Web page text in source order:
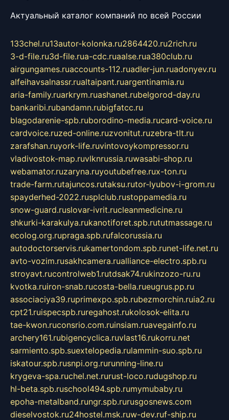
Актуальный каталог компаний по всей России
133chel.ru13autor-kolonka.ru2864420.ru2rich.ru
3-d-file.ru3d-file.rua-cdc.ruaalse.rua380club.ru
airgungames.ruaccounts-112.ruadler-jun.ruadonyev.ru
alfeihavsalnassr.rualtaipant.ruargentinamia.ru
aria-family.ruarkrym.ruashanet.rubelgorod-day.ru
bankaribi.rubandamn.rubigfatcc.ru
blagodarenie-spb.ruborodino-media.rucard-voice.ru
cardvoice.ruzed-online.ruzvonitut.ruzebra-tlt.ru
zarafshan.ruyork-life.ruvintovoykompressor.ru
vladivostok-map.ruvlknrussia.ruwasabi-shop.ru
webamator.ruzaryna.ruyoutubefree.rux-ton.ru
trade-farm.rutajuncos.rutaksu.rutor-lyubov-i-grom.ru
spayderhed-2022.rusplclub.rustoppamedia.ru
snow-guard.ruslovar-ivrit.rucleanmedicine.ru
shkurki-karakulya.rukanotiforet.spb.rututmassage.ru
ecolog.org.rupraga.spb.rufalcorussia.ru
autodoctorservis.rukamertondom.spb.runet-life.net.ru
avto-vozim.rusakhcamera.rualliance-electro.spb.ru
stroyavt.rucontrolweb1.rutdsak74.rukinzozo-ru.ru
kvotka.ruiron-snab.rucosta-bella.rueugrus.pp.ru
associaciya39.ruprimexpo.spb.rubezmorchin.ruia2.ru
cpt21.ruispecspb.ruregahost.rukolosok-elita.ru
tae-kwon.ruconsrio.com.ruinsiam.ruavegainfo.ru
archery161.rubigencyclica.ruvlast16.rukorru.net
sarmiento.spb.suextelopedia.rulammin-suo.spb.ru
iskatour.spb.rusnpi.org.rurunning-line.ru
krygeva-spa.ruchel.net.rurust-loco.rudugshop.ru
hl-beta.spb.ruschool494.spb.rumymubaby.ru
epoha-metalband.rungr.spb.rurusgosnews.com
dieselvostok.ru24hostel.msk.ruw-dev.ruf-ship.ru